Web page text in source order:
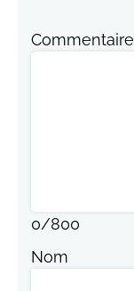
Commentaire
0/800
Nom